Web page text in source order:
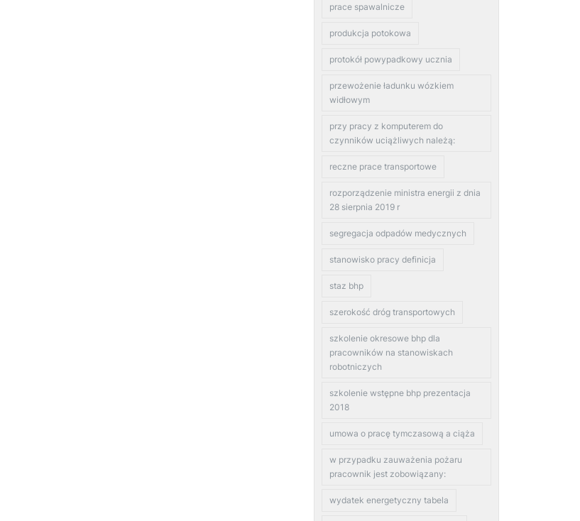
prace spawalnicze
produkcja potokowa
protokół powypadkowy ucznia
przewożenie ładunku wózkiem
widłowym
przy pracy z komputerem do
czynników uciążliwych należą:
reczne prace transportowe
rozporządzenie ministra energii z dnia
28 sierpnia 2019 r
segregacja odpadów medycznych
stanowisko pracy definicja
staz bhp
szerokość dróg transportowych
szkolenie okresowe bhp dla
pracowników na stanowiskach
robotniczych
szkolenie wstępne bhp prezentacja
2018
umowa o pracę tymczasową a ciąża
w przypadku zauważenia pożaru
pracownik jest zobowiązany:
wydatek energetyczny tabela